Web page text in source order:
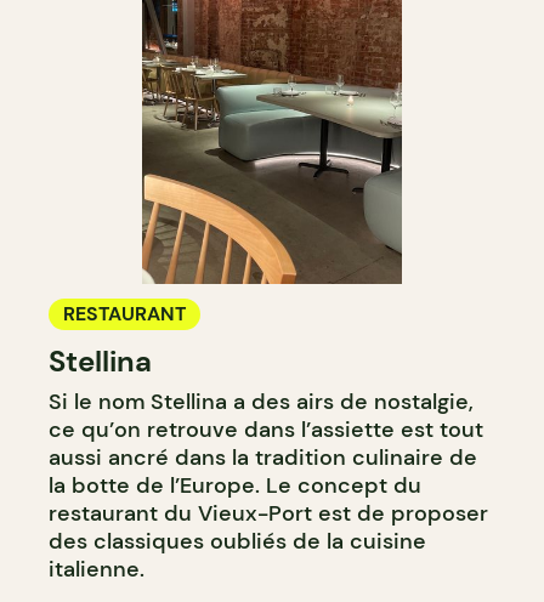
RESTAURANT
Stellina
Si le nom Stellina a des airs de nostalgie,
ce qu’on retrouve dans l’assiette est tout
aussi ancré dans la tradition culinaire de
la botte de l’Europe. Le concept du
restaurant du Vieux-Port est de proposer
des classiques oubliés de la cuisine
italienne.